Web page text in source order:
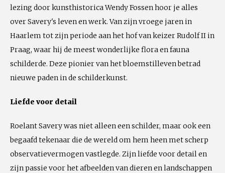
lezing door kunsthistorica Wendy Fossen hoor je alles
over Savery's leven en werk. Van zijn vroege jaren in
Haarlem tot zijn periode aan het hof van keizer Rudolf II in
Praag, waar hij de meest wonderlijke flora en fauna
schilderde. Deze pionier van het bloemstilleven betrad
nieuwe paden in de schilderkunst.
Liefde voor detail
Roelant Savery was niet alleen een schilder, maar ook een
begaafd tekenaar die de wereld om hem heen met scherp
observatievermogen vastlegde. Zijn liefde voor detail en
zijn passie voor het afbeelden van dieren en landschappen